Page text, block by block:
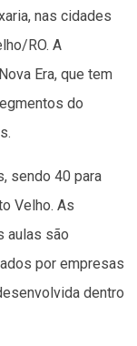
nas cidades
RO. A
Era, que tem
do
sendo 40 para
Velho. As
aulas são
por empresas
dentro